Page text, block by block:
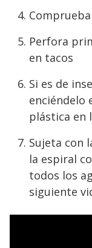
Perfora
en tacos
Si es de
enciéndelo
plástica en
Sujeta con
la espiral
todos los
siguiente